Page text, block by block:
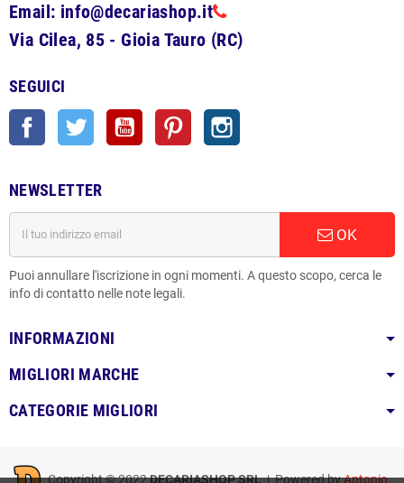
Email: info@decariashop.it
Via Cilea, 85 - Gioia Tauro (RC)
SEGUICI
Facebook Twitter YouTube Pinterest
NEWSLETTER
OK
Puoi annullare l'iscrizione in ogni momenti. A questo scopo, cerca le
info di contatto nelle note legali.
INFORMAZIONI
MIGLIORI MARCHE
CATEGORIE MIGLIORI
Copyright © 2022DECARIASHOP SRL| Powered byAntonio